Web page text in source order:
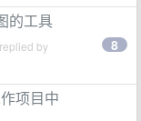
的工具
by 8
项目中